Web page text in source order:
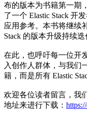
布的版本为书籍第一期
了一个 Elastic Stack 开
应用参考。本书将继续
Stack 的版本升级持续迭
在此，也呼吁每一位开
入创作人群体，与我们
籍，而是所有 Elastic
欢迎各位读者留言，我
地址来进行下载：